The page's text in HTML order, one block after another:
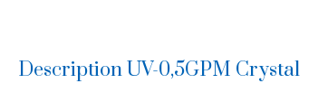
Description UV-0,5GPM Crystal